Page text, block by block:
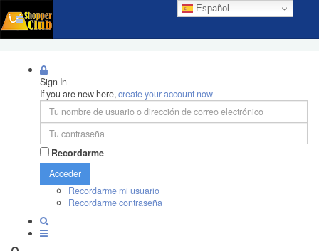
Español
Sign In
If you are new here,create your account now
Recordarme
Acceder
Recordarme mi usuario
Recordarme contraseña